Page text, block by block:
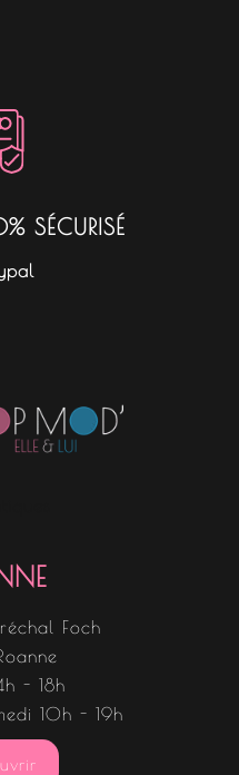
SÉCURISÉ
Foch
- 18h
10h - 19h